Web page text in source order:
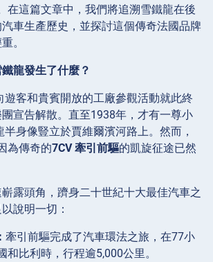
在這篇文章中，我們將追溯雪鐵龍在後
車生產歷史，並探討這個傳奇法國品牌
。
龍發生了什麼？
遊客和貴賓開放的工廠參觀活動就此終
宣告解散。直至1938年，才有一尊小
半身像豎立於賈維爾濱河路上。然而，
為傳奇的7CV 牽引前驅的凱旋征途已然
露頭角，躋身二十世紀十大最佳汽車之
說明一切：
牽引前驅完成了汽車環法之旅，在77小
和比利時，行程逾5,000公里。